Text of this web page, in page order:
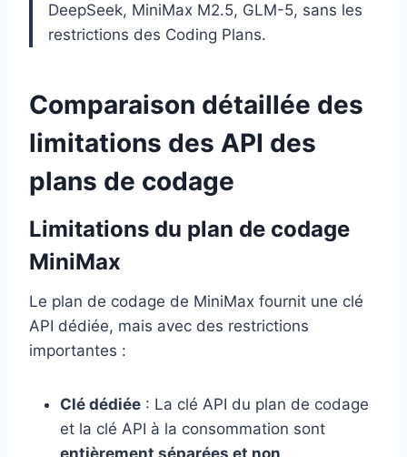
DeepSeek, MiniMax M2.5, GLM-5, sans les
restrictions des Coding Plans.
Comparaison détaillée des
limitations des API des
plans de codage
Limitations du plan de codage
MiniMax
Le plan de codage de MiniMax fournit une clé
API dédiée, mais avec des restrictions
importantes :
Clé dédiée : La clé API du plan de codage
et la clé API à la consommation sont